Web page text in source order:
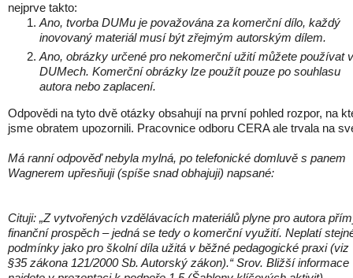
nejprve takto:
Ano, tvorba DUMu je považována za komerční dílo, každý
inovovaný materiál musí být zřejmým autorským dílem.
Ano, obrázky určené pro nekomerční užití můžete používat v
DUMech. Komerční obrázky lze použít pouze po souhlasu
autora nebo zaplacení.
Odpovědi na tyto dvě otázky obsahují na první pohled rozpor, na
jsme obratem upozornili. Pracovnice odboru CERA ale trvala na
Má ranní odpověď nebyla mylná, po telefonické domluvě s panem
Wagnerem upřesňuji (spíše snad obhajuji) napsané:
Cituji: „Z vytvořených vzdělávacích materiálů plyne pro autora
finanční prospěch – jedná se tedy o komerční využití. Neplatí
podmínky jako pro školní díla užitá v běžné pedagogické praxi (viz
§35 zákona 121/2000 Sb. Autorský zákon).“ Srov. Bližší informace